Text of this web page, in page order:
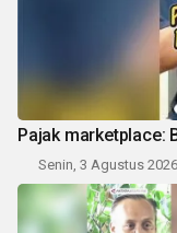
Pajak marketplace:
Senin, 3 Agustus 2026